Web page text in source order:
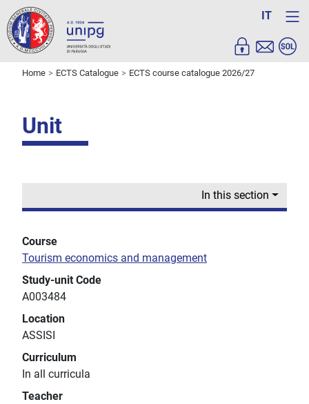
IT
Home ECTS Catalogue ECTS course catalogue 2026/27
Unit
In this section
Course
Tourism economics and management
Study-unit Code
A003484
Location
ASSISI
Curriculum
In all curricula
Teacher